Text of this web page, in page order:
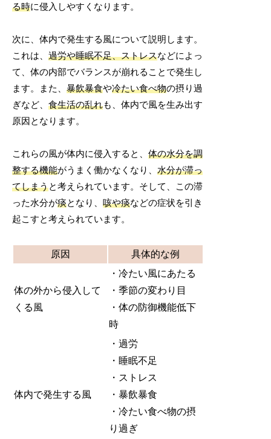
る時に侵入しやすくなります。
次に、体内で発生する風について説明します。
これは、過労や睡眠不足、ストレスなどによっ
て、体の内部でバランスが崩れることで発生し
ます。また、暴飲暴食や冷たい食べ物の摂り過
ぎなど、食生活の乱れも、体内で風を生み出す
原因となります。
これらの風が体内に侵入すると、体の水分を調
整する機能がうまく働かなくなり、水分が滞っ
てしまうと考えられています。そして、この滞
った水分が痰となり、咳や痰などの症状を引き
起こすと考えられています。
原因 具体的な例
体の外から侵入して
くる風
・冷たい風にあたる
・季節の変わり目
・体の防御機能低下
時
体内で発生する風
・過労
・睡眠不足
・ストレス
・暴飲暴食
・冷たい食べ物の摂
り過ぎ